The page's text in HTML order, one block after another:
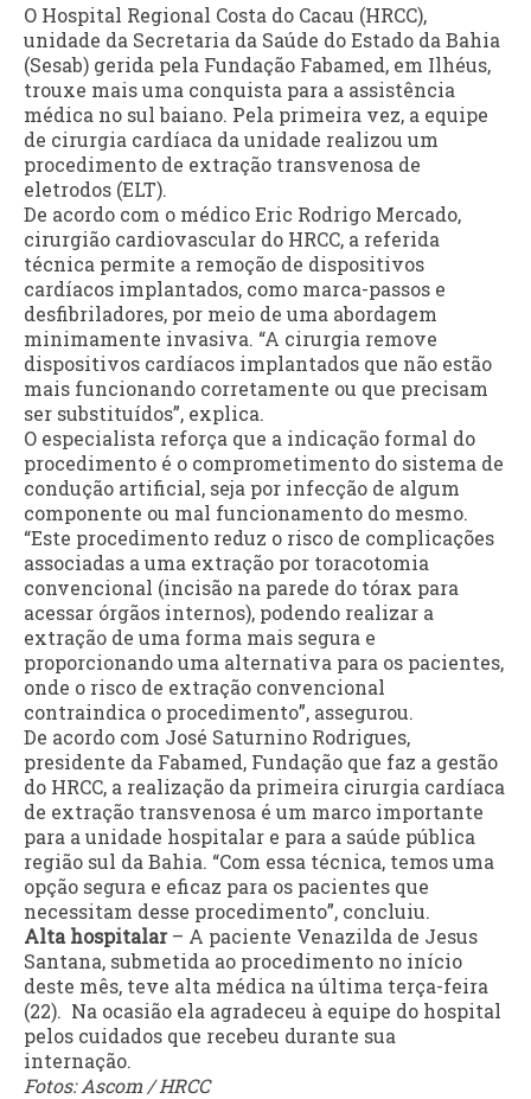
O Hospital Regional Costa do Cacau (HRCC),
unidade da Secretaria da Saúde do Estado da Bahia
(Sesab) gerida pela Fundação Fabamed, em Ilhéus,
trouxe mais uma conquista para a assistência
médica no sul baiano. Pela primeira vez, a equipe
de cirurgia cardíaca da unidade realizou um
procedimento de extração transvenosa de
eletrodos (ELT).
De acordo com o médico Eric Rodrigo Mercado,
cirurgião cardiovascular do HRCC, a referida
técnica permite a remoção de dispositivos
cardíacos implantados, como marca-passos e
desfibriladores, por meio de uma abordagem
minimamente invasiva. “A cirurgia remove
dispositivos cardíacos implantados que não estão
mais funcionando corretamente ou que precisam
ser substituídos”, explica.
O especialista reforça que a indicação formal do
procedimento é o comprometimento do sistema de
condução artificial, seja por infecção de algum
componente ou mal funcionamento do mesmo.
“Este procedimento reduz o risco de complicações
associadas a uma extração por toracotomia
convencional (incisão na parede do tórax para
acessar órgãos internos), podendo realizar a
extração de uma forma mais segura e
proporcionando uma alternativa para os pacientes,
onde o risco de extração convencional
contraindica o procedimento”, assegurou.
De acordo com José Saturnino Rodrigues,
presidente da Fabamed, Fundação que faz a gestão
do HRCC, a realização da primeira cirurgia cardíaca
de extração transvenosa é um marco importante
para a unidade hospitalar e para a saúde pública
região sul da Bahia. “Com essa técnica, temos uma
opção segura e eficaz para os pacientes que
necessitam desse procedimento”, concluiu.
Alta hospitalar– A paciente Venazilda de Jesus
Santana, submetida ao procedimento no início
deste mês, teve alta médica na última terça-feira
(22). Na ocasião ela agradeceu à equipe do hospital
pelos cuidados que recebeu durante sua
internação.
Fotos: Ascom / HRCC